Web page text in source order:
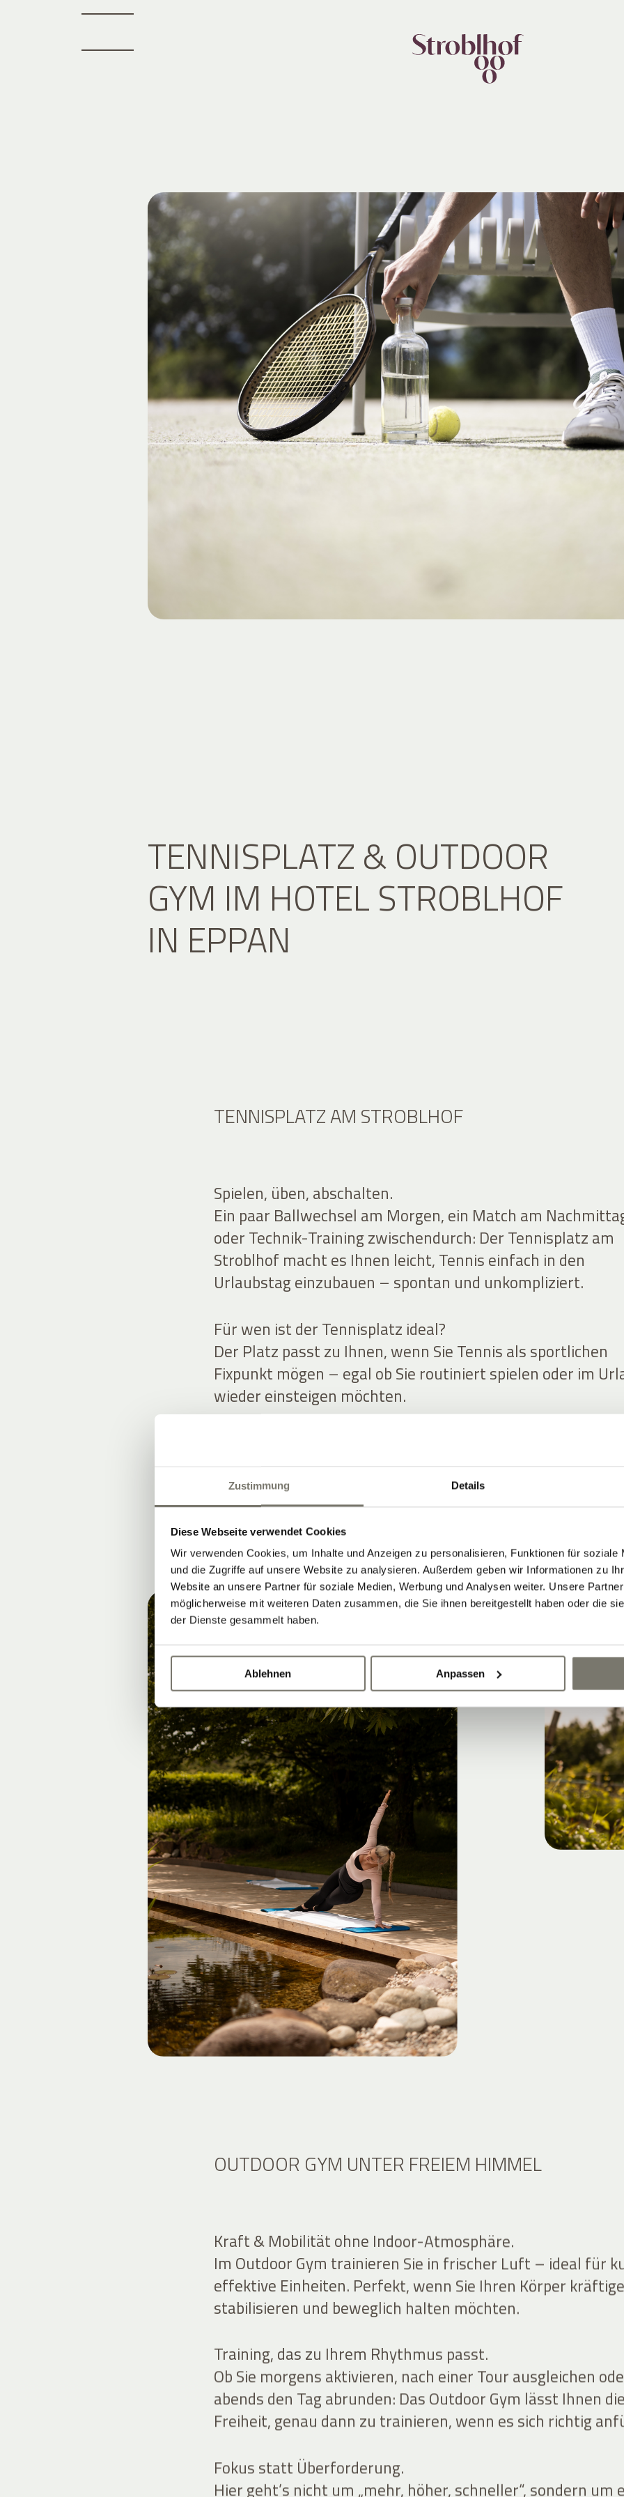
Zustimmung Details
Diese Webseite verwendet Cookies
Wir verwenden Cookies, um Inhalte und Anzeigen zu personalisieren, Funktionen für soziale
und die Zugriffe auf unsere Website zu analysieren. Außerdem geben wir Informationen zu
Website an unsere Partner für soziale Medien, Werbung und Analysen weiter. Unsere
möglicherweise mit weiteren Daten zusammen, die Sie ihnen bereitgestellt haben oder die
der Dienste gesammelt haben.
Ablehnen Anpassen
TENNISPLATZ & OUTDOOR
GYM IM HOTEL STROBLHOF
IN EPPAN
TENNISPLATZ AM STROBLHOF
Spielen, üben, abschalten.
Ein paar Ballwechsel am Morgen, ein Match am
oder Technik-Training zwischendurch: Der Tennisplatz am
Stroblhof macht es Ihnen leicht, Tennis einfach in den
Urlaubstag einzubauen – spontan und unkompliziert.
Für wen ist der Tennisplatz ideal?
Der Platz passt zu Ihnen, wenn Sie Tennis als sportlichen
Fixpunkt mögen – egal ob Sie routiniert spielen oder im
wieder einsteigen möchten.
Starten Sie aktiv, legen Sie eine Pause ein, genießen Sie
– und spielen Sie später nochmal. Tennis funktioniert hier
als Programm, sondern als angenehme Ergänzung zu
Sommer in Südtirol.
OUTDOOR GYM UNTER FREIEM HIMMEL
Kraft & Mobilität ohne Indoor-Atmosphäre.
Im Outdoor Gym trainieren Sie in frischer Luft – ideal für
effektive Einheiten. Perfekt, wenn Sie Ihren Körper
stabilisieren und beweglich halten möchten.
Training, das zu Ihrem Rhythmus passt.
Ob Sie morgens aktivieren, nach einer Tour ausgleichen
abends den Tag abrunden: Das Outdoor Gym lässt Ihnen
Freiheit, genau dann zu trainieren, wenn es sich richtig
Fokus statt Überforderung.
Hier geht’s nicht um „mehr, höher, schneller“, sondern um